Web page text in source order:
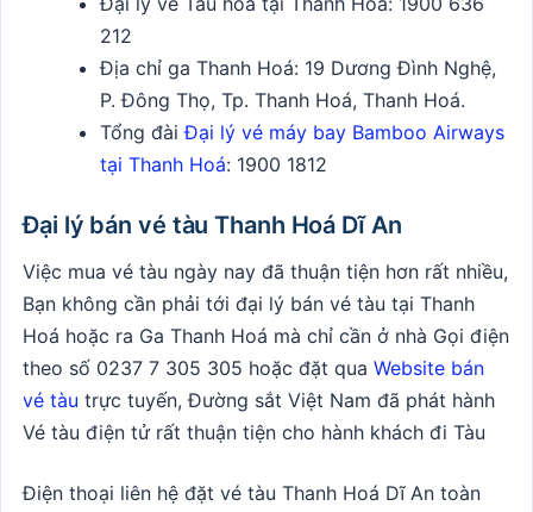
212
Địa chỉ ga Thanh Hoá: 19 Dương Đình Nghệ,
P. Đông Thọ, Tp. Thanh Hoá, Thanh Hoá.
Tổng đàiĐại lý vé máy bay Bamboo Airways
tại Thanh Hoá: 1900 1812
Đại lý bán vé tàu Thanh Hoá Dĩ An
Việc mua vé tàu ngày nay đã thuận tiện hơn rất nhiều,
Bạn không cần phải tới đại lý bán vé tàu tại Thanh
Hoá hoặc ra Ga Thanh Hoá mà chỉ cần ở nhà Gọi điện
theo số 0237 7 305 305 hoặc đặt qua Website bán
vé tàu trực tuyến, Đường sắt Việt Nam đã phát hành
Vé tàu điện tử rất thuận tiện cho hành khách đi Tàu
Điện thoại liên hệ đặt vé tàu Thanh Hoá Dĩ An toàn